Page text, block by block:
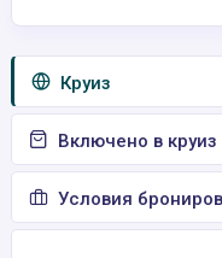
Круиз
Включено в круиз
Условия